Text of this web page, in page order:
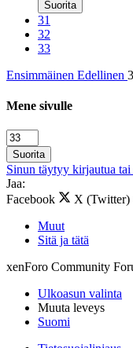
Suorita
31
32
33
Ensimmäinen Edellinen
Mene sivulle
Suorita
Sinun täytyy kirjautua
Jaa:
Facebook
X (Twitter)
Muut
Sitä ja tätä
xenForo Community
Ulkoasun valinta
Muuta leveys
Suomi